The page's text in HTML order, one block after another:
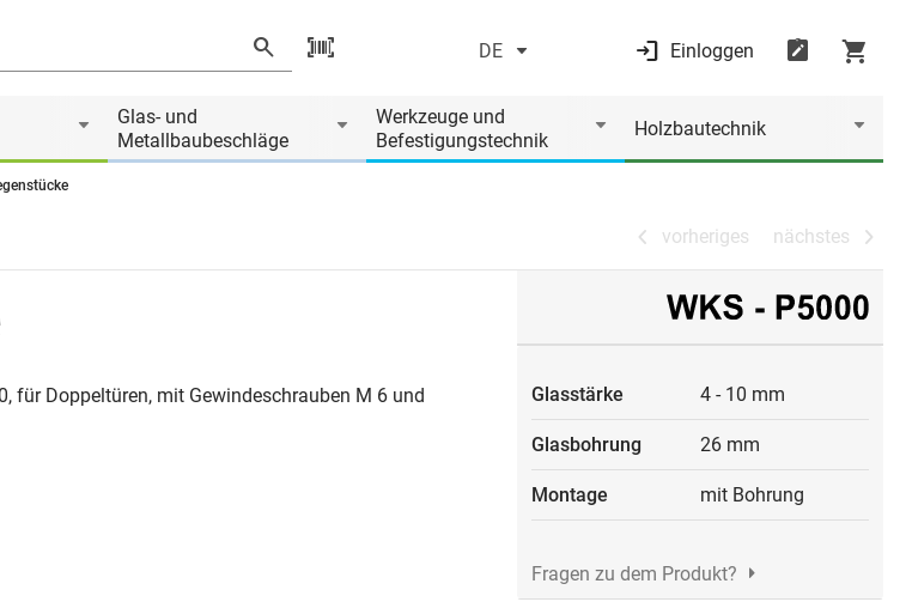
DE Einloggen
Glas- und
Metallbaubeschläge
Werkzeuge und
Befestigungstechnik
Holzbautechnik
vorheriges nächstes
vorheriges nächstes
für Doppeltüren, mit Gewindeschrauben M 6 und
Glasstärke 4 - 10 mm
Glasbohrung 26 mm
Montage mit Bohrung
Fragen zu dem Produkt?